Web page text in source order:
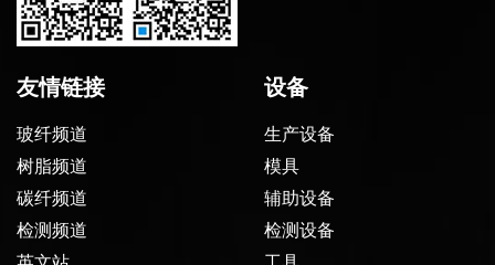
友情链接
玻纤频道
树脂频道
碳纤频道
检测频道
设备
生产设备
模具
辅助设备
检测设备